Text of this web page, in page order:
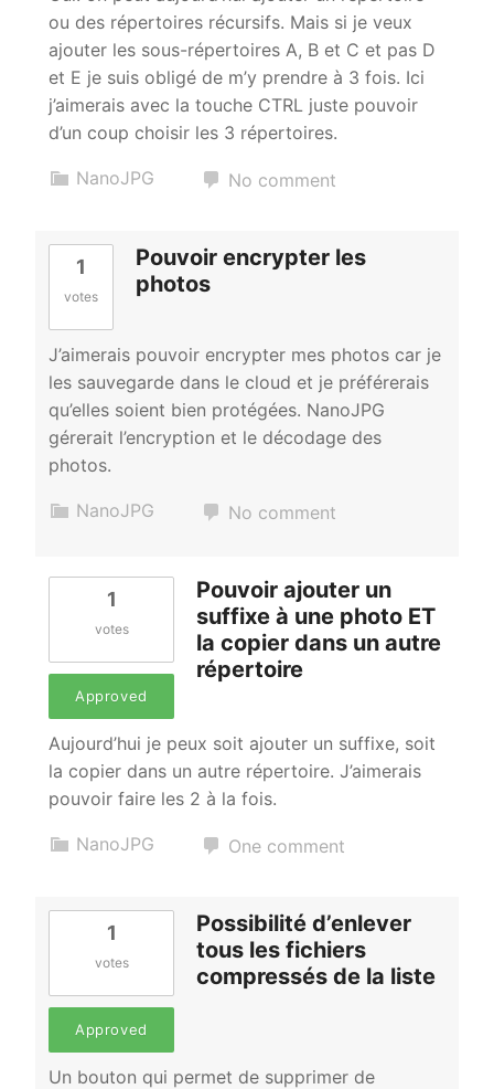
ou des répertoires récursifs. Mais si je veux
ajouter les sous-répertoires A, B et C et pas D
et E je suis obligé de m’y prendre à 3 fois. Ici
j’aimerais avec la touche CTRL juste pouvoir
d’un coup choisir les 3 répertoires.
NanoJPG No comment
1
votes
Pouvoir encrypter les
photos
J’aimerais pouvoir encrypter mes photos car je
les sauvegarde dans le cloud et je préférerais
qu’elles soient bien protégées. NanoJPG
gérerait l’encryption et le décodage des
photos.
NanoJPG No comment
1
votes
Approved
Pouvoir ajouter un
suffixe à une photo ET
la copier dans un autre
répertoire
Aujourd’hui je peux soit ajouter un suffixe, soit
la copier dans un autre répertoire. J’aimerais
pouvoir faire les 2 à la fois.
NanoJPG One comment
1
votes
Approved
Possibilité d’enlever
tous les fichiers
compressés de la liste
Un bouton qui permet de supprimer de